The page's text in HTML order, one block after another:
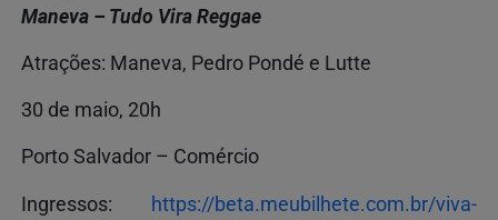
Maneva – Tudo Vira Reggae
Atrações: Maneva, Pedro Pondé e Lutte
30 de maio, 20h
Porto Salvador – Comércio
Ingressos:
https://beta.meubilhete.com.br/viva-